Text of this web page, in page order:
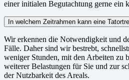
einer initialen Begutachtung gerne ein
In welchem Zeitrahmen kann eine
Wir erkennen die Notwendigkeit und
Fälle. Daher sind wir bestrebt,
weniger Stunden, mit den Arbeiten zu
weiterer Belastungen für Sie und zur
der Nutzbarkeit des Areals.